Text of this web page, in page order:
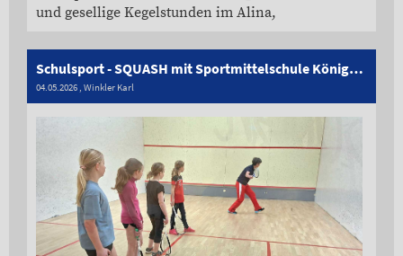
und gesellige Kegelstunden im Alina,
Schulsport - SQUASH mit Sportmittelschule Königsweg Reutte
04.05.2026 , Winkler Karl